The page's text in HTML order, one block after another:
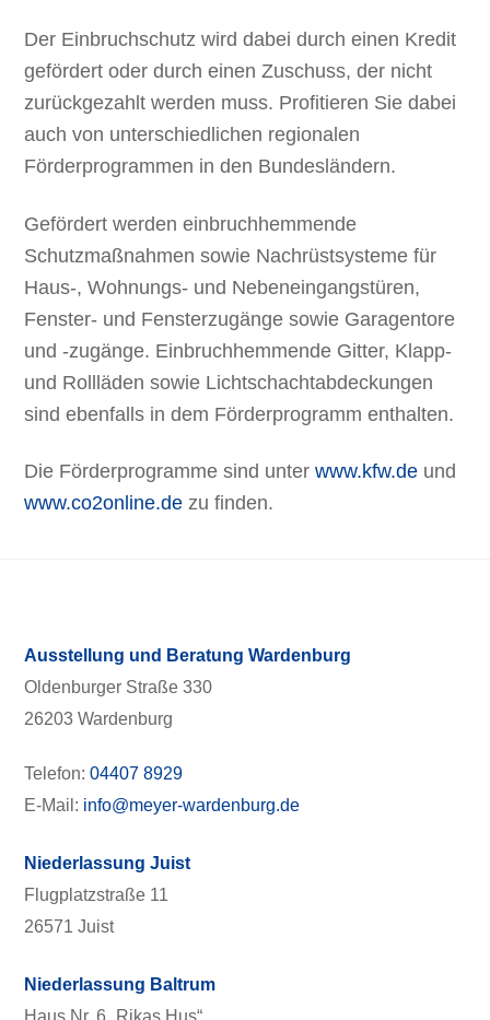
Der Einbruchschutz wird dabei durch einen Kredit
gefördert oder durch einen Zuschuss, der nicht
zurückgezahlt werden muss. Profitieren Sie dabei
auch von unterschiedlichen regionalen
Förderprogrammen in den Bundesländern.
Gefördert werden einbruchhemmende
Schutzmaßnahmen sowie Nachrüstsysteme für
Haus-, Wohnungs- und Nebeneingangstüren,
Fenster- und Fensterzugänge sowie Garagentore
und -zugänge. Einbruchhemmende Gitter, Klapp-
und Rollläden sowie Lichtschachtabdeckungen
sind ebenfalls in dem Förderprogramm enthalten.
Die Förderprogramme sind unterwww.kfw.de und
www.co2online.de zu finden.
Ausstellung und Beratung Wardenburg
Oldenburger Straße 330
26203 Wardenburg
Telefon:04407 8929
E-Mail: info@meyer-wardenburg.de
Niederlassung Juist
Flugplatzstraße 11
26571 Juist
Niederlassung Baltrum
Haus Nr. 6 „Rikas Hus“